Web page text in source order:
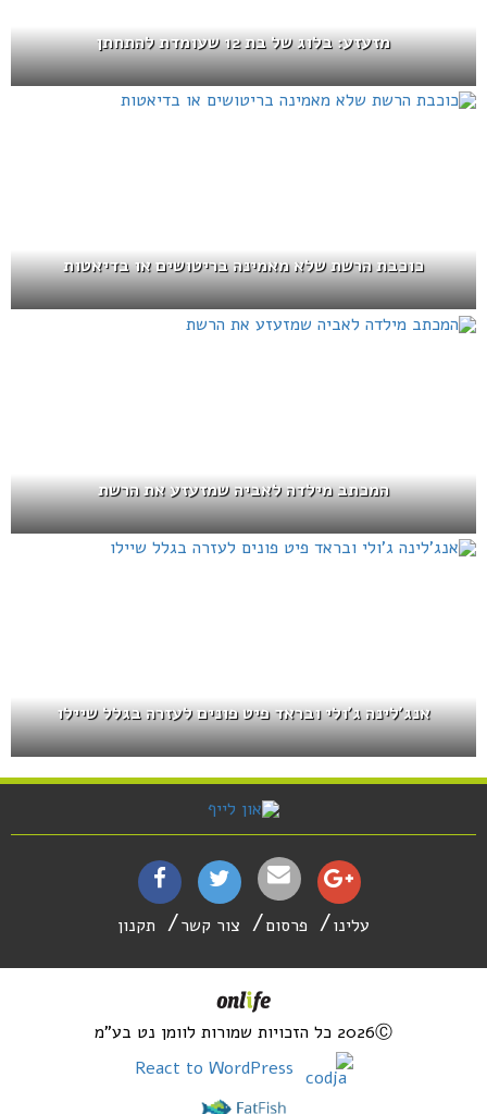
מזעזע: בלוג של בת 12 שעומדת להתחתן
כוכבת הרשת שלא מאמינה בריטושים או בדיאטות
המכתב מילדה לאביה שמזעזע את הרשת
אנג'לינה ג'ולי ובראד פיט פונים לעזרה בגלל שיילו
עלינו פרסום צור קשר תקנון
2026Ⓒ כל הזכויות שמורות לוומן נט בע"מ